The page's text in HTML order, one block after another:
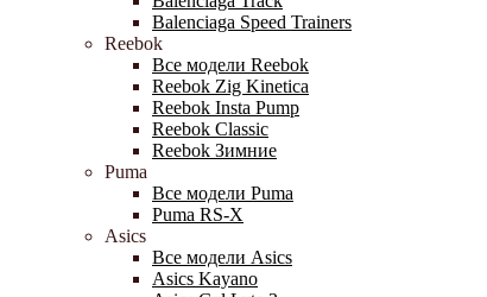
Balenciaga Speed Trainers
Reebok
Все модели Reebok
Reebok Zig Kinetica
Reebok Insta Pump
Reebok Classic
Reebok Зимние
Puma
Все модели Puma
Puma RS-X
Asics
Все модели Asics
Asics Kayano